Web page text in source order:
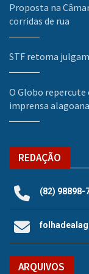
Proposta na
corridas de rua
STF retoma
O Globo repercute
imprensa alagoana
REDAÇÃO
(82) 98898-
ARQUIVOS